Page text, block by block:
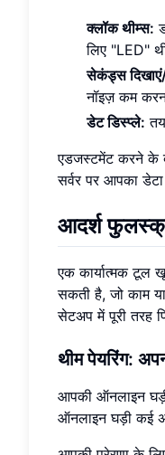
क्लॉक थीम्स:
लिए "LED"
सेकंड्स दिखाएं/
नॉइज़ कम
डेट डिस्प्ले:
एडजस्टमेंट करने के
सर्वर पर आपका
आदर्श
एक कार्यात्मक टूल
सकती है, जो काम
सेटअप में पूरी तरह
थीम पेयरिंग:
आपकी ऑनलाइन
ऑनलाइन घड़ी कई